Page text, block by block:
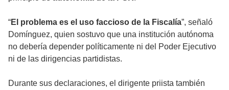
“El problema es el uso faccioso de la Fiscalía”, señaló
Domínguez, quien sostuvo que una institución autónoma
no debería depender políticamente ni del Poder Ejecutivo
ni de las dirigencias partidistas.
Durante sus declaraciones, el dirigente priista también